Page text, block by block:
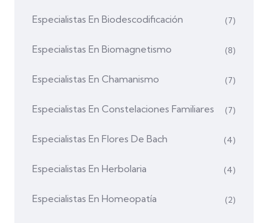
Especialistas En Biodescodificación (7)
Especialistas En Biomagnetismo (8)
Especialistas En Chamanismo (7)
Especialistas En Constelaciones Familiares (7)
Especialistas En Flores De Bach (4)
Especialistas En Herbolaria (4)
Especialistas En Homeopatía (2)